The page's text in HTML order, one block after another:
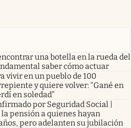
una botella en la rueda del
saber cómo actuar
vivir en un pueblo de 100
y quiere volver: “Gané en
en soledad”
por Seguridad Social |
la pensión a quienes hayan
pero adelanten su jubilación